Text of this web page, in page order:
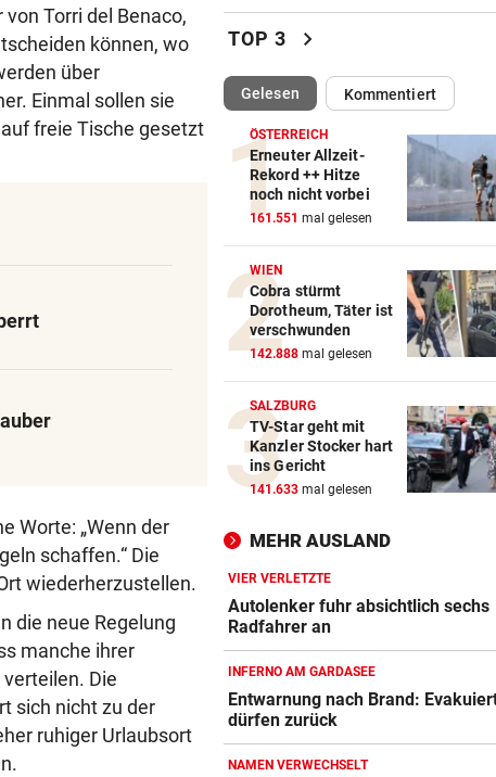
Torri del Benaco,
können, wo
über
Einmal sollen sie
freie Tische gesetzt
Worte: „Wenn der
schaffen.“ Die
wiederherzustellen.
die neue Regelung
manche ihrer
Die
sich nicht zu der
ruhiger Urlaubsort
MotoGP: Martin holt sich
Sprintsieg in Silverstone
UNGLÜCKLICH
Salzburg-Talent verletzte sich
früh im Spiel
KRITIK AUCH AN SPÖ vor
„Unfassbar“: Auch AK-
über Stocker empört
NEUE REGIONALLIGA vor
„In die Top-4 zu kommen,
immens schwer!“
BÖSE ERINNERUNGEN
Mure im Valsertal: „Hier
Klimawandel“
RISKANTES MANÖVER vor
L200 verunfallt
RADFAHRERIN FAND WRACK vor
Tödlicher Unfall wurde erst
Stunden entdeckt
VIER VERLETZTE vor 2
Autolenker fuhr absichtlich
Radfahrer an
TOP 3 chevron_right
Gelesen(ausgewählt)Kommentiert
ÖSTERREICH
Erneuter Allzeit-
Rekord ++ Hitze
noch nicht vorbei
161.551 mal gelesen
WIEN
Cobra stürmt
Dorotheum, Täter ist
verschwunden
142.888 mal gelesen
SALZBURG
TV-Star geht mit
Kanzler Stocker hart
ins Gericht
141.633 mal gelesen
MEHR AUSLAND
VIER VERLETZTE
Autolenker fuhr absichtlich sechs
Radfahrer an
INFERNO AM GARDASEE
Entwarnung nach Brand:
dürfen zurück
NAMEN VERWECHSELT